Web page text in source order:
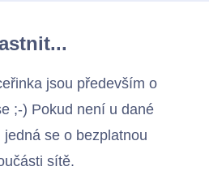
jsou především o
;-) Pokud není u dané
se o bezplatnou
sítě.